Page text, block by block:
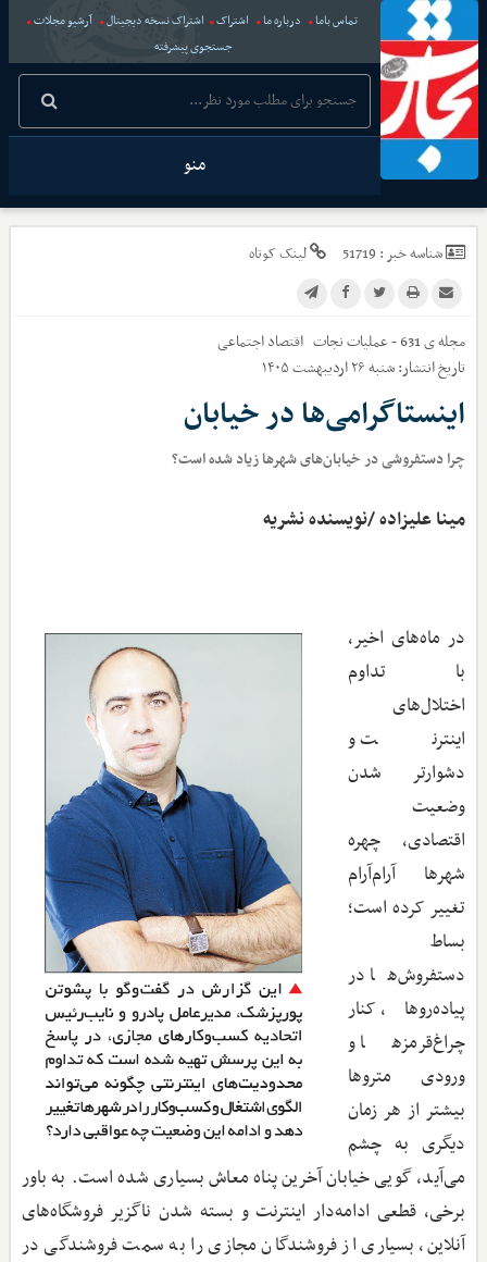
تماس باما درباره ما اشتراک اشتراک نسخه دیجیتال
آرشیو مجلات
جستجوی پیشرفته
منو
شناسه خبر : 51719 لینک کوتاه
مجله ی 631 - عملیات نجات
اقتصاد اجتماعی
تاریخ انتشار:شنبه ۲۶ اردیبهشت ۱۴۰۵
اینستاگرامی‌ها در خیابان
چرا دستفروشی در خیابان‌های شهرها زیاد شده است؟
مینا علیزاده /نویسنده نشریه
در ماه‌های اخیر،
با تداوم
اختلال‌های
اینترنت و
دشوارتر شدن
وضعیت
اقتصادی، چهره
شهرها آرام‌آرام
تغییر کرده است؛
بساط
دستفروش‌ها در
پیاده‌روها، کنار
چراغ‌قرمزها و
ورودی متروها
بیشتر از هر زمان
دیگری به چشم
می‌آید، گویی خیابان آخرین پناه معاش بسیاری شده است. به باور
برخی، قطعی ادامه‌دار اینترنت و بسته شدن ناگزیر فروشگاه‌های
آنلاین، بسیاری از فروشندگان مجازی را به سمت فروشندگی در